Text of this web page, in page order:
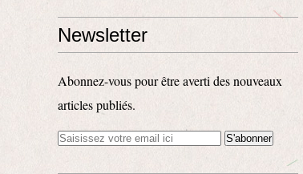
Newsletter
Abonnez-vous pour être averti des nouveaux
articles publiés.